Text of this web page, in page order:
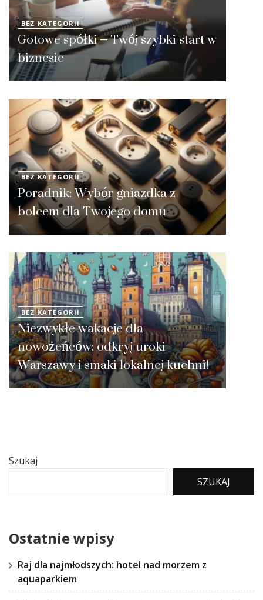
BEZ KATEGORII
Gotowe spółki – Twój szybki start w
biznesie
BEZ KATEGORII
Poradnik: Wybór gniazdka z
bolcem dla Twojego domu
BEZ KATEGORII
Niezwykłe wakacje dla
nowożeńców: odkryj uroki
Warszawy i smaki lokalnej kuchni!
Szukaj
SZUKAJ
Ostatnie wpisy
Raj dla najmłodszych: hotel nad morzem z
aquaparkiem